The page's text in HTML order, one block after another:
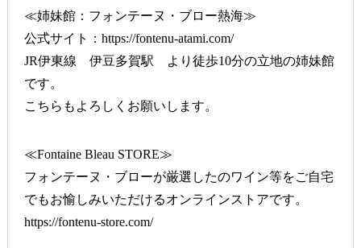
≪姉妹館：フォンテーヌ・ブロー熱海≫
公式サイト： https://fontenu-atami.com/
JR伊東線 伊豆多賀駅 より徒歩10分の立地の姉妹館
です。
こちらもよろしくお願いします。
≪Fontaine Bleau STORE≫
フォンテーヌ・ブローが厳選したのワイン等をご自宅
でもお愉しみいただけるオンラインストアです。
https://fontenu-store.com/